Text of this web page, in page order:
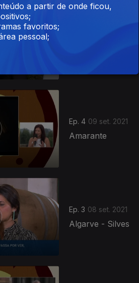
Ep. 4 09 set. 2021
Amarante
Ep. 3 08 set. 2021
Algarve - Silves
a partir de onde ficou,
favoritos;
pessoal;